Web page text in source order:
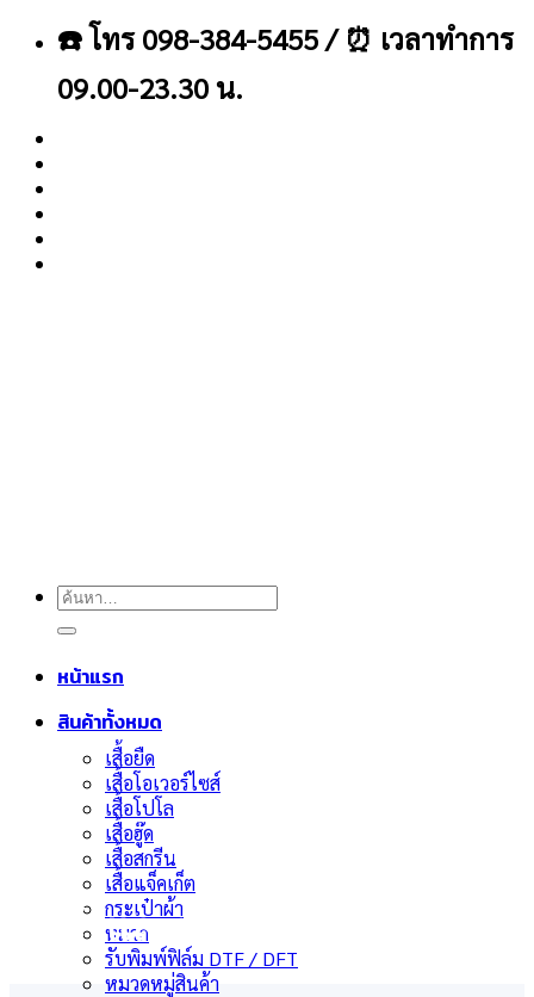
เนื้อหา
☎️ โทร 098-384-5455 / ⏰ เวลาทำการ
09.00-23.30 น.
ค้นหา:
หน้าแรก
สินค้าทั้งหมด
เสื้อยืด
เสื้อโอเวอร์ไซส์
เสื้อโปโล
เสื้อฮู๊ด
เสื้อสกรีน
เสื้อแจ็คเก็ต
กระเป๋าผ้า
หมวก
รับพิมพ์ฟิล์ม DTF / DFT
หมวดหมู่สินค้า
สินค้าและบริการของเรา